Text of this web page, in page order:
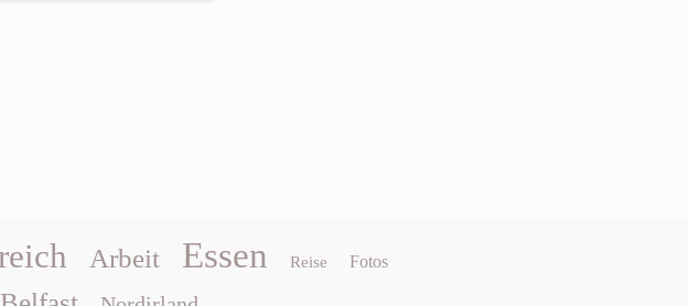
Arbeit Essen Reise Fotos